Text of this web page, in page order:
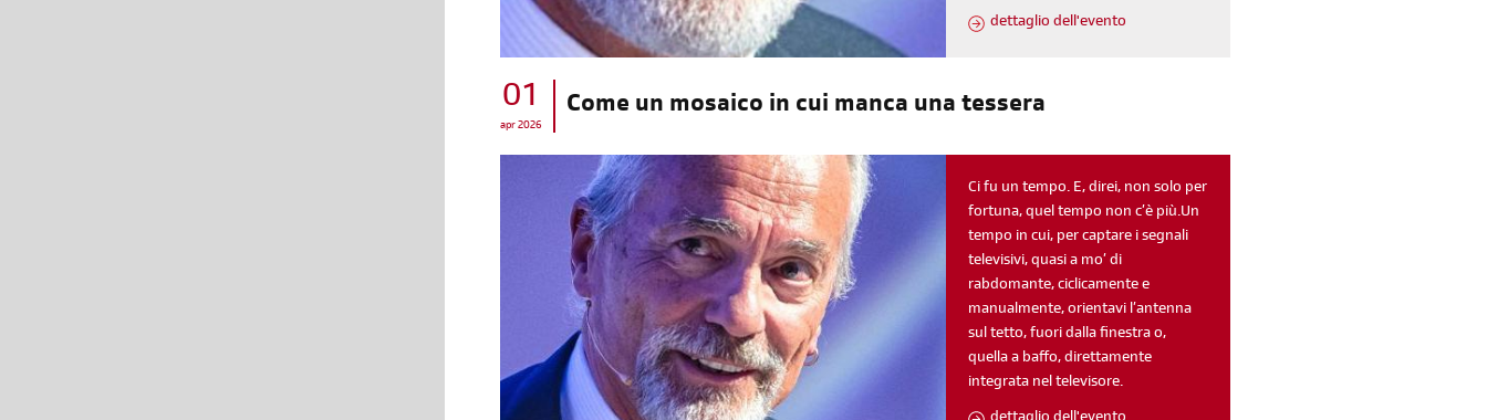
dettaglio dell'evento
01
apr 2026
Come un mosaico in cui manca una tessera
Ci fu un tempo. E, direi, non solo per
fortuna, quel tempo non c’è più.Un
tempo in cui, per captare i segnali
televisivi, quasi a mo’ di
rabdomante, ciclicamente e
manualmente, orientavi l’antenna
sul tetto, fuori dalla finestra o,
quella a baffo, direttamente
integrata nel televisore.